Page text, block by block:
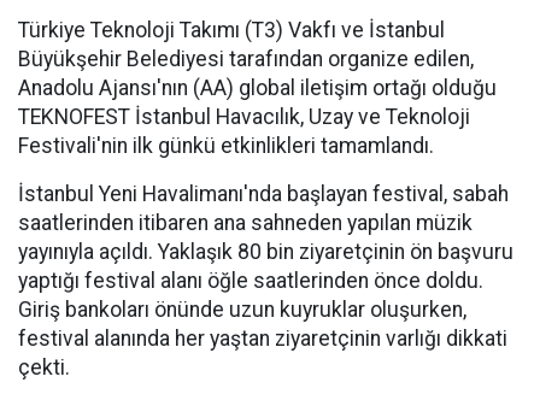
Türkiye Teknoloji Takımı (T3) Vakfı ve İstanbul
Büyükşehir Belediyesi tarafından organize edilen,
Anadolu Ajansı'nın (AA) global iletişim ortağı olduğu
TEKNOFEST İstanbul Havacılık, Uzay ve Teknoloji
Festivali'nin ilk günkü etkinlikleri tamamlandı.
İstanbul Yeni Havalimanı'nda başlayan festival, sabah
saatlerinden itibaren ana sahneden yapılan müzik
yayınıyla açıldı. Yaklaşık 80 bin ziyaretçinin ön başvuru
yaptığı festival alanı öğle saatlerinden önce doldu.
Giriş bankoları önünde uzun kuyruklar oluşurken,
festival alanında her yaştan ziyaretçinin varlığı dikkati
çekti.